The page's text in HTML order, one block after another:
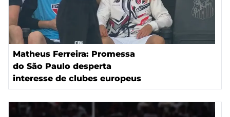
Matheus Ferreira: Promessa
do São Paulo desperta
interesse de clubes europeus